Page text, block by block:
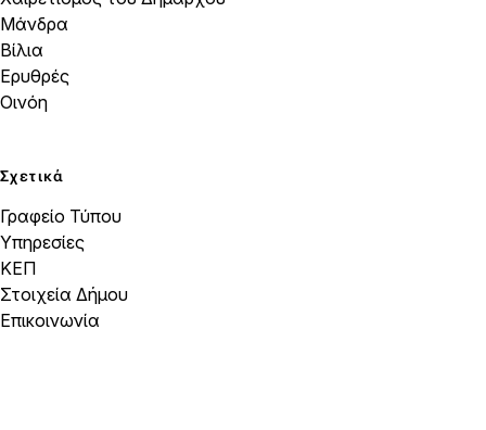
Μάνδρα
Βίλια
Ερυθρές
Οινόη
Σχετικά
Γραφείο Τύπου
Υπηρεσίες
ΚΕΠ
Στοιχεία Δήμου
Επικοινωνία